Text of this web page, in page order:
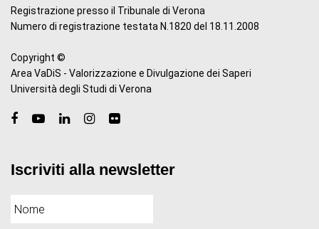
Registrazione presso il Tribunale di Verona
Numero di registrazione testata N.1820 del 18.11.2008
Copyright ©
Area VaDiS - Valorizzazione e Divulgazione dei Saperi
Università degli Studi di Verona
Iscriviti alla newsletter